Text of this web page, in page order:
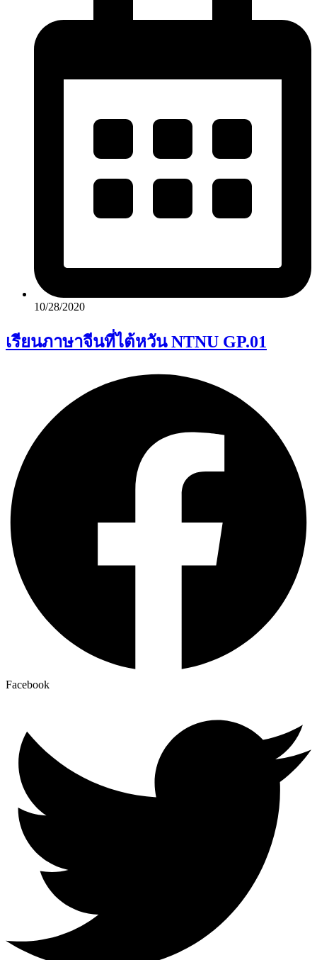
10/28/2020
เรียนภาษาจีนที่ไต้หวัน NTNU GP.01
Facebook